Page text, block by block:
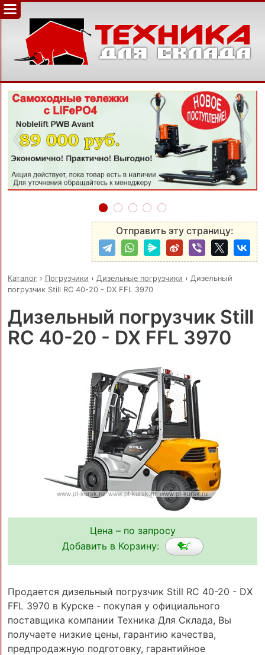
‹ ›
Отправить эту страницу:
Каталог› Погрузчики › Дизельные погрузчики › Дизельный
погрузчик Still RC 40-20 - DX FFL 3970
Дизельный погрузчик Still
RC 40-20 - DX FFL 3970
Цена – по запросу
Добавить в Корзину:
Продается дизельный погрузчик Still RC 40-20 - DX
FFL 3970 в Курске - покупая у официального
поставщика компании Техника Для Склада, Вы
получаете низкие цены, гарантию качества,
предпродажную подготовку, гарантийное